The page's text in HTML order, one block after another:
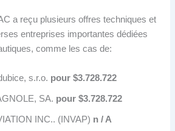
a reçu plusieurs offres techniques et
entreprises importantes dédiées
comme les cas de:
s.r.o. pour $3.728.722
SA. pour $3.728.722
INC.. (INVAP) n / A